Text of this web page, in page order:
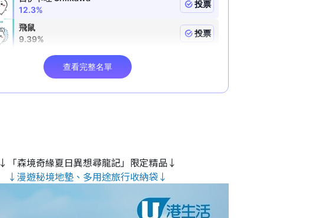
↓「森境奇緣夏日異想尋龍記」限定精品↓
↓漫遊秘境地墊、多用途旅行收納袋↓